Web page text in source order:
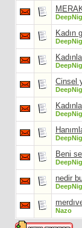
Kadın
Cinsel
Beni
nedir
Nazo